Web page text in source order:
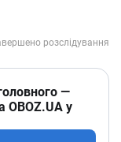
—
OBOZ.UA у